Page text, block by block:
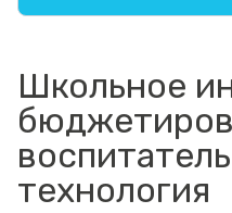
Школьное
технология